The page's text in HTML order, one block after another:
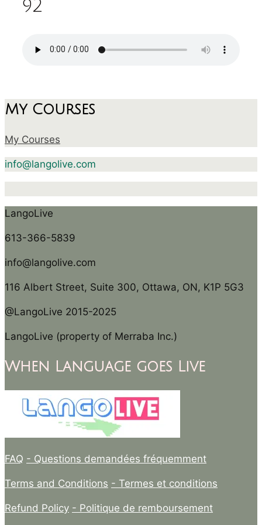
92
My Courses
My Courses
info@langolive.com
LangoLive
613-366-5839
info@langolive.com
116 Albert Street, Suite 300, Ottawa, ON, K1P 5G3
@LangoLive 2015-2025
LangoLive (property of Merraba Inc.)
When Language goes Live
FAQ - Questions demandées fréquemment
Terms and Conditions - Termes et conditions
Refund Policy - Politique de remboursement